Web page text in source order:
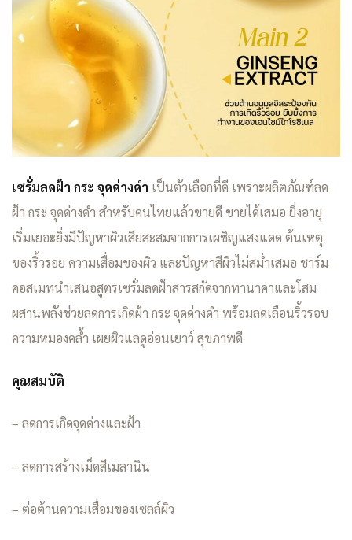
เซรั่มลดฝ้า กระ จุดด่างดำ เป็นตัวเลือกที่ดี เพราะผลิตภัณฑ์ลด
ฝ้า กระ จุดด่างดำ สำหรับคนไทยแล้วขายดี ขายได้เสมอ ยิ่งอายุ
เริ่มเยอะยิ่งมีปัญหาผิวเสียสะสมจากการเผชิญแสงแดด ต้นเหตุ
ของริ้วรอย ความเสื่อมของผิว และปัญหาสีผิวไม่สม่ำเสมอ ชาร์ม
คอสเมทนำเสนอสูตรเซรั่มลดฝ้าสารสกัดจากทานาคาและโสม
ผสานพลังช่วยลดการเกิดฝ้า กระ จุดด่างดำ พร้อมลดเลือนริ้วรอบ
ความหมองคล้ำ เผยผิวแลดูอ่อนเยาว์ สุขภาพดี
คุณสมบัติ
– ลดการเกิดจุดด่างและฝ้า
– ลดการสร้างเม็ดสีเมลานิน
– ต่อต้านความเสื่อมของเซลล์ผิว